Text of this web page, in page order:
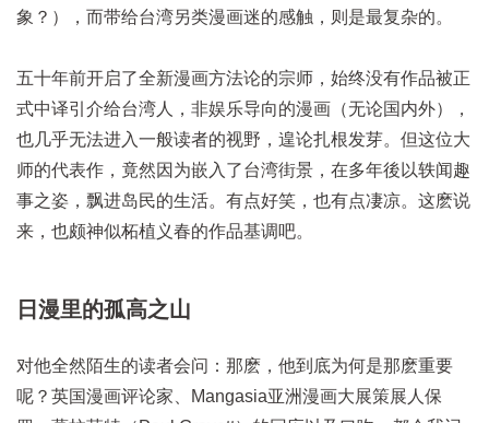
象？），而带给台湾另类漫画迷的感触，则是最复杂的。
五十年前开启了全新漫画方法论的宗师，始终没有作品被正
式中译引介给台湾人，非娱乐导向的漫画（无论国内外），
也几乎无法进入一般读者的视野，遑论扎根发芽。但这位大
师的代表作，竟然因为嵌入了台湾街景，在多年後以轶闻趣
事之姿，飘进岛民的生活。有点好笑，也有点凄凉。这麽说
来，也颇神似柘植义春的作品基调吧。
日漫里的孤高之山
对他全然陌生的读者会问：那麽，他到底为何是那麽重要
呢？英国漫画评论家、Mangasia亚洲漫画大展策展人保